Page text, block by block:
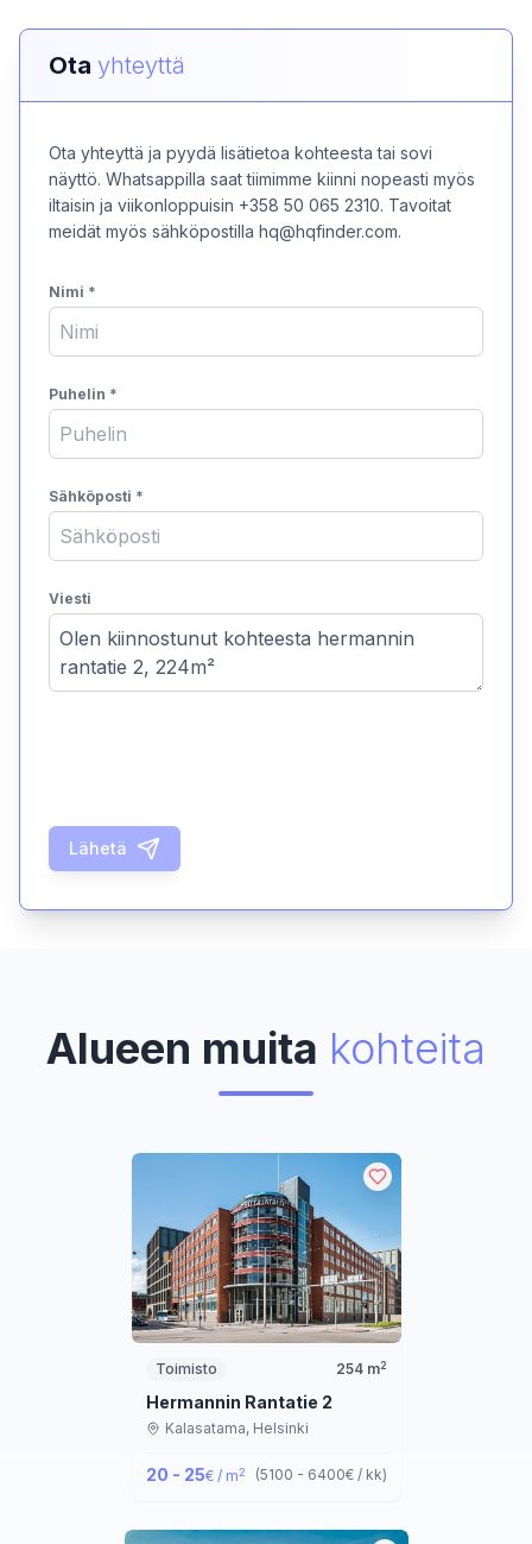
Ota yhteyttä
Ota yhteyttä ja pyydä lisätietoa kohteesta tai sovi
näyttö. Whatsappilla saat tiimimme kiinni nopeasti myös
iltaisin ja viikonloppuisin +358 50 065 2310. Tavoitat
meidät myös sähköpostilla hq@hqfinder.com.
Nimi *
Puhelin *
Sähköposti *
Viesti
Lähetä
Alueen muita kohteita
Toimisto 254m2
Hermannin Rantatie 2
Kalasatama, Helsinki
20 - 25€ / m2 (5100 - 6400€ / kk)